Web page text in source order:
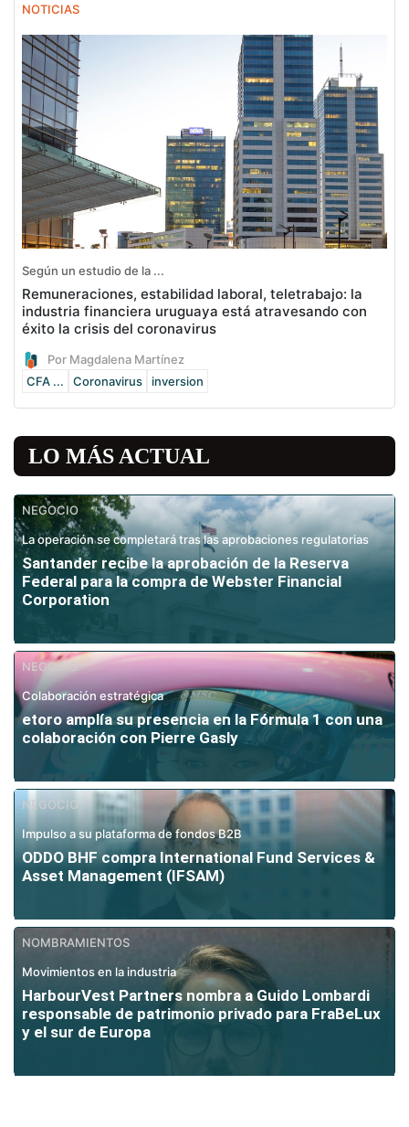
NOTICIAS
Según un estudio de la ...
Remuneraciones, estabilidad laboral, teletrabajo: la
industria financiera uruguaya está atravesando con
éxito la crisis del coronavirus
Por Magdalena Martínez
CFA ...
Coronavirus inversion
LO MÁS ACTUAL
NEGOCIO
La operación se completará tras las aprobaciones regulatorias
Santander recibe la aprobación de la Reserva
Federal para la compra de Webster Financial
Corporation
NEGOCIO
Colaboración estratégica
etoro amplía su presencia en la Fórmula 1 con una
colaboración con Pierre Gasly
NEGOCIO
Impulso a su plataforma de fondos B2B
ODDO BHF compra International Fund Services &
Asset Management (IFSAM)
NOMBRAMIENTOS
Movimientos en la industria
HarbourVest Partners nombra a Guido Lombardi
responsable de patrimonio privado para FraBeLux
y el sur de Europa